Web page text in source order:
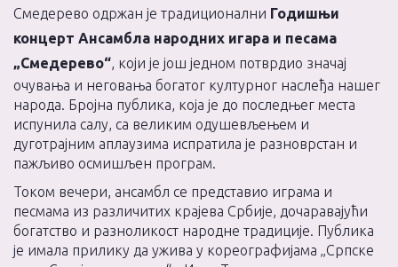
Смедерево одржан је традиционални Годишњи
концерт Ансамбла народних игара и песама
„Смедерево“, који је још једном потврдио значај
очувања и неговања богатог културног наслеђа нашег
народа. Бројна публика, која је до последњег места
испунила салу, са великим одушевљењем и
дуготрајним аплаузима испратила је разноврстан и
пажљиво осмишљен програм.
Током вечери, ансамбл се представио играма и
песмама из различитих крајева Србије, дочаравајући
богатство и разноликост народне традиције. Публика
је имала прилику да ужива у кореографијама „Српске